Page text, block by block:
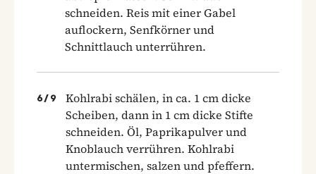
schneiden. Reis mit einer Gabel
auflockern, Senfkörner und
Schnittlauch unterrühren.
6/ 9
Kohlrabi schälen, in ca. 1 cm dicke
Scheiben, dann in 1 cm dicke Stifte
schneiden. Öl, Paprikapulver und
Knoblauch verrühren. Kohlrabi
untermischen, salzen und pfeffern.